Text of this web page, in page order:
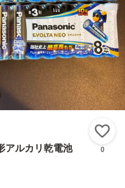
アルカリ乾電池
0